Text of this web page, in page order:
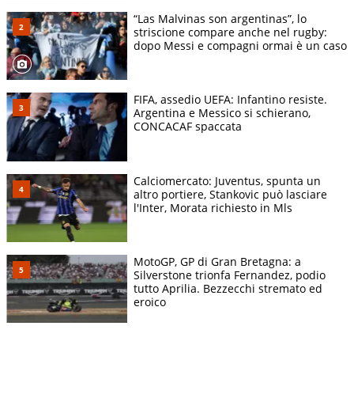
“Las Malvinas son argentinas”, lo
striscione compare anche nel rugby:
dopo Messi e compagni ormai è un caso
FIFA, assedio UEFA: Infantino resiste.
Argentina e Messico si schierano,
CONCACAF spaccata
Calciomercato: Juventus, spunta un
altro portiere, Stankovic può lasciare
l'Inter, Morata richiesto in Mls
MotoGP, GP di Gran Bretagna: a
Silverstone trionfa Fernandez, podio
tutto Aprilia. Bezzecchi stremato ed
eroico